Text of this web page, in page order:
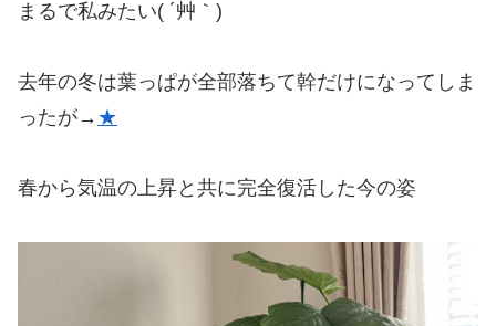
まるで私みたい( ´艸｀)
去年の冬は葉っぱが全部落ちて幹だけになってしま
ったが→ ★
春から気温の上昇と共に完全復活した今の姿